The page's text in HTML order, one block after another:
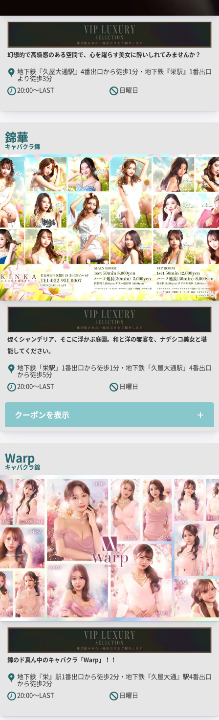
店
舗
PR
キ
ッ
コ
ピ
ー
幻想的で高級感のある空間で、心を躍らす美女に酔いしれてみませんか？
地下鉄『久屋大通駅』4番出口から徒歩1分・地下鉄『栄駅』1番出口
より徒歩3分
20:00～LAST
日曜日
錦華
キャバクラ錦
検
索
結
果
一
覧
用
画
像
店
舗
PR
キ
ャ
ピ
煌くシャンデリア、そこに浮かぶ庭園。和と洋の饗宴を、ナデシコ美女と堪
能してください。
地下鉄「栄駅」1番出口から徒歩1分・地下鉄「久屋大通駅」4番出口
から徒歩5分
20:00～LAST
日曜日
クーポンを表示
Warp
キャバクラ錦
検
索
結
果
一
覧
用
画
像
店
舗
PR
キ
錦のド真ん中のキャバクラ「Warp」！！
地下鉄『栄』駅1番出口から徒歩2分・地下鉄『久屋大通』駅4番出口
から徒歩2分
20:00～LAST
日曜日